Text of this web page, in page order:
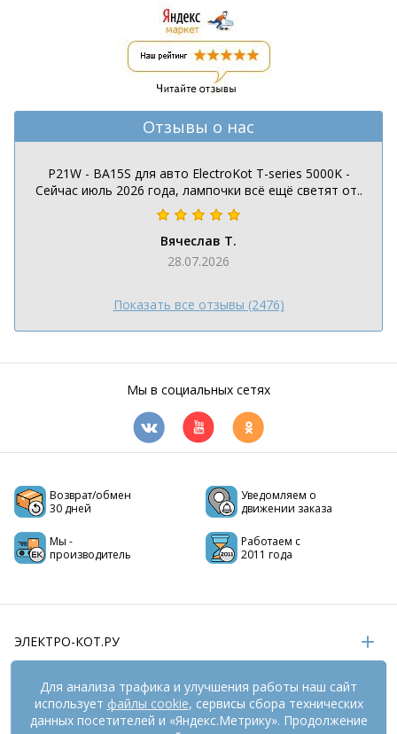
Отзывы о нас
P21W - BA15S для авто ElectroKot T-series 5000K -
Сейчас июль 2026 года, лампочки всё ещё светят от..
Вячеслав Т.
28.07.2026
Показать все отзывы (2476)
Мы в социальных сетях
Возврат/обмен
30 дней
Уведомляем о
движении заказа
Мы -
производитель
Работаем с
2011 года
ЭЛЕКТРО-КОТ.РУ
ИНФОРМАЦИЯ
РЕКВИЗИТЫ
Для анализа трафика и улучшения работы наш сайт
использует файлы cookie, сервисы сбора технических
данных посетителей и «Яндекс.Метрику». Продолжение